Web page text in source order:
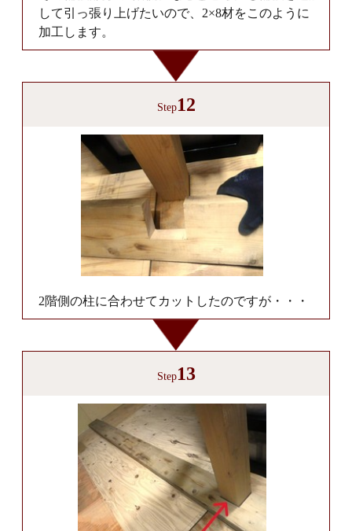
して引っ張り上げたいので、2×8材をこのように
加工します。
Step12
2階側の柱に合わせてカットしたのですが・・・
Step13